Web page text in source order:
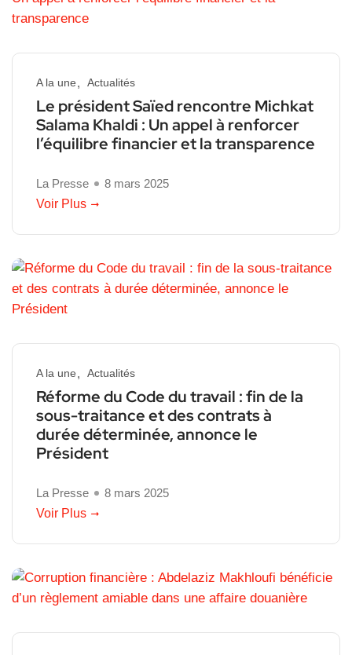
A la une Actualités
Le président Saïed rencontre Michkat
Salama Khaldi : Un appel à renforcer
l’équilibre financier et la transparence
La Presse
8 mars 2025
Voir Plus
A la une Actualités
Réforme du Code du travail : fin de la
sous-traitance et des contrats à
durée déterminée, annonce le
Président
La Presse
8 mars 2025
Voir Plus